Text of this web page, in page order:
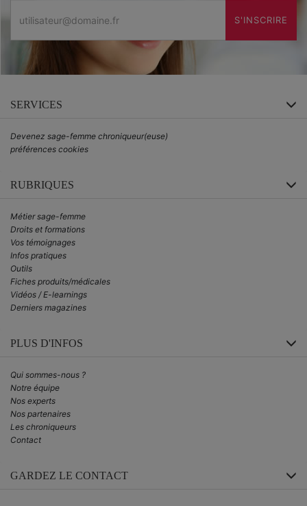
S'INSCRIRE
SERVICES
Devenez sage-femme chroniqueur(euse)
préférences cookies
RUBRIQUES
Métier sage-femme
Droits et formations
Vos témoignages
Infos pratiques
Outils
Fiches produits/médicales
Vidéos / E-learnings
Derniers magazines
PLUS D'INFOS
Qui sommes-nous ?
Notre équipe
Nos experts
Nos partenaires
Les chroniqueurs
Contact
GARDEZ LE CONTACT